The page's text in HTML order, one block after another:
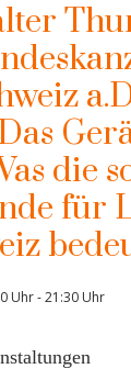
die
für
Uhr-21:30 Uhr